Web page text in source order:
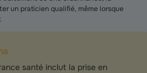
un praticien qualifié, même lorsque
santé inclut la prise en